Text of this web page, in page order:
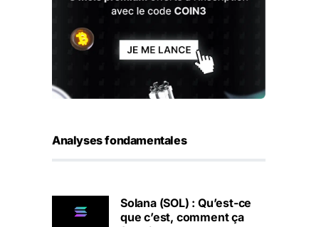
Analyses fondamentales
Solana (SOL) : Qu’est-ce
que c’est, comment ça